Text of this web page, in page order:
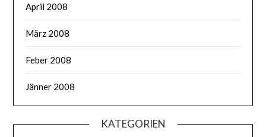
April 2008
März 2008
Feber 2008
Jänner 2008
KATEGORIEN